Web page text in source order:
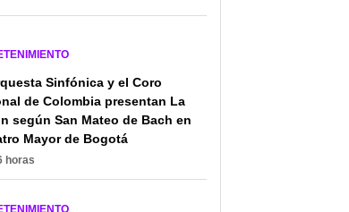
Sinfónica y el Coro
de Colombia presentan La
según San Mateo de Bach en
Mayor de Bogotá
horas